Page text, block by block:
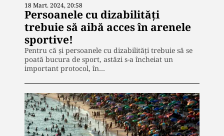
18 Mart. 2024, 20:58
Persoanele cu dizabilități
trebuie să aibă acces în arenele
sportive!
Pentru că și persoanele cu dizabilități trebuie să se
poată bucura de sport, astăzi s-a încheiat un
important protocol, în…